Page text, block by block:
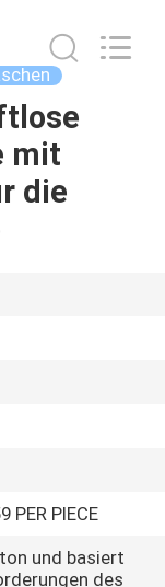
mit
die
PER PIECE
und basiert
des